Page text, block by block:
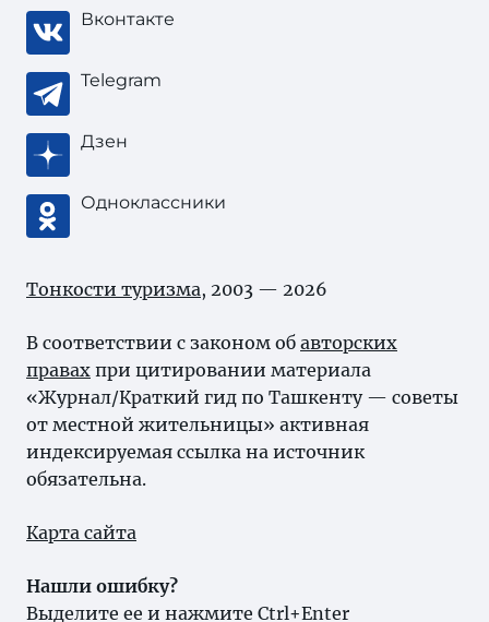
Вконтакте
Telegram
Дзен
Одноклассники
Тонкости туризма, 2003 — 2026
В соответствии с законом об авторских
правах при цитировании материала
«Журнал/Краткий гид по Ташкенту — советы
от местной жительницы» активная
индексируемая ссылка на источник
обязательна.
Карта сайта
Нашли ошибку?
Выделите ее и нажмите Ctrl+Enter